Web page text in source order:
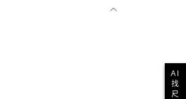
AI
找
尺